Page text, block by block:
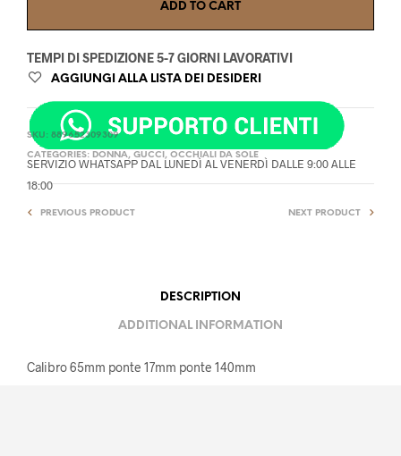
ADD TO CART
TEMPI DI SPEDIZIONE 5-7 GIORNI LAVORATIVI
SERVIZIO WHATSAPP DAL LUNEDÌ AL VENERDÌ DALLE 9:00 ALLE
18:00
AGGIUNGI ALLA LISTA DEI DESIDERI
SKU: 889652309309
CATEGORIES: DONNA, GUCCI, OCCHIALI DA SOLE
PREVIOUS PRODUCT NEXT PRODUCT
DESCRIPTION
ADDITIONAL INFORMATION
Calibro 65mm ponte 17mm ponte 140mm